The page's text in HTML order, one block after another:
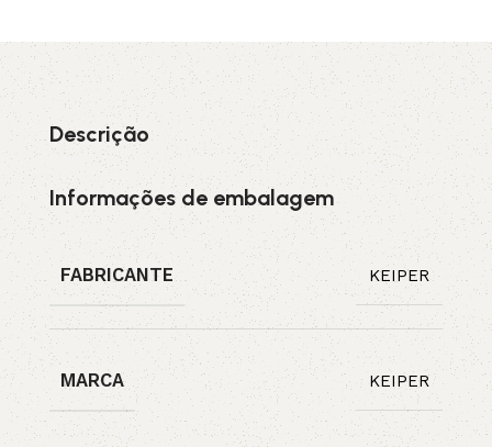
Descrição
Informações de embalagem
FABRICANTE KEIPER
MARCA KEIPER